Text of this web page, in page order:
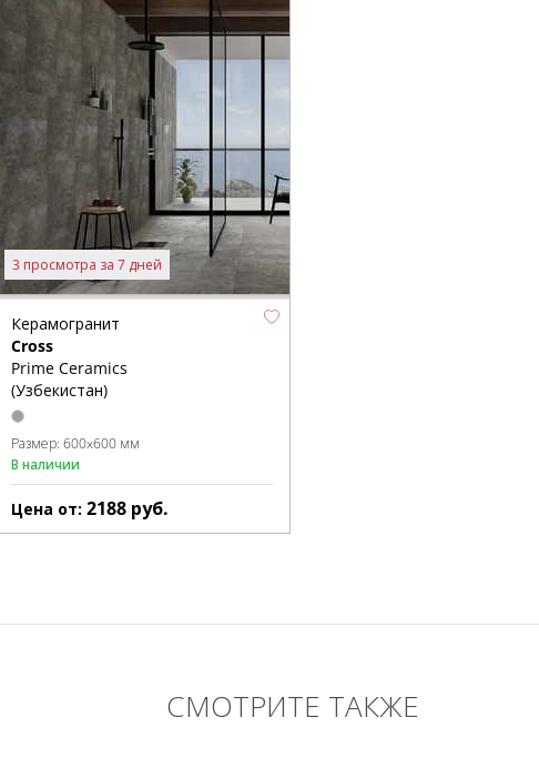
3 просмотра за 7 дней
Керамогранит
Cross
Prime Ceramics
(Узбекистан)
Размер: 600x600 мм
В наличии
Цена от: 2188 руб.
СМОТРИТЕ ТАКЖЕ